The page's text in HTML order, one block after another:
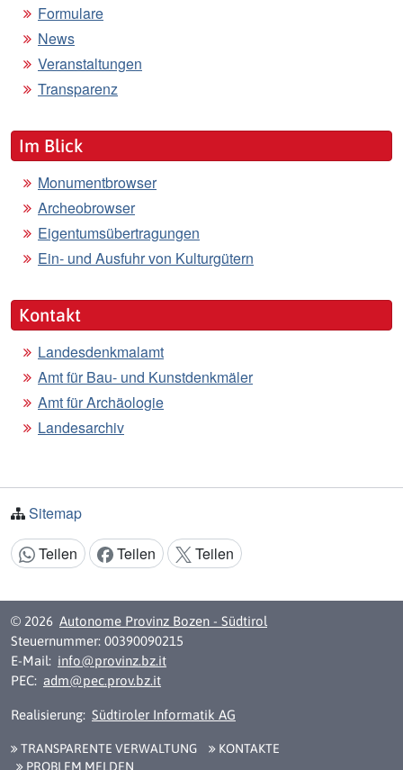
Formulare
News
Veranstaltungen
Transparenz
Im Blick
Monumentbrowser
Archeobrowser
Eigentumsübertragungen
Ein- und Ausfuhr von Kulturgütern
Kontakt
Landesdenkmalamt
Amt für Bau- und Kunstdenkmäler
Amt für Archäologie
Landesarchiv
Sitemap
Inhalt teilen:
Teilen Teilen Teilen
© 2026 Autonome Provinz Bozen - Südtirol
Steuernummer: 00390090215
E-Mail: info@provinz.bz.it
PEC: adm@pec.prov.bz.it
Realisierung: Südtiroler Informatik AG
TRANSPARENTE VERWALTUNG
KONTAKTE
PROBLEM MELDEN